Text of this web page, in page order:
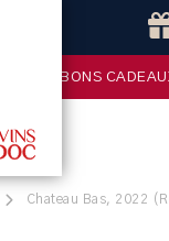
BONS
Chateau Bas, 2022